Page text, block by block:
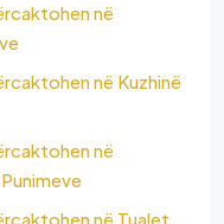
në
në Kuzhinë
në
në Tualet